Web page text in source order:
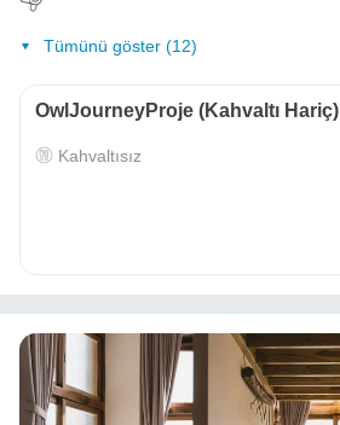
Tümünü göster (12)
OwlJourneyProje (Kahvaltı Hariç)
Kahvaltısız